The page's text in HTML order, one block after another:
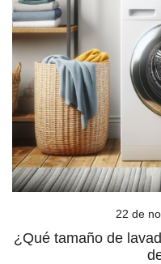
22 de
¿Qué tamaño de